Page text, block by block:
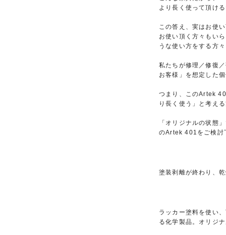
より長く使って頂け
この答え、実はお使
お使い頂く方々もい
うな使い方をする方
私たちが修理／修復
お客様」を想定した
つまり、このArtek
り長く使う」と考え
「オリジナルの状態
のArtek 401をご検討
塗装剥離が終わり、
ラッカー塗料を使い
る化学製品。オリジ